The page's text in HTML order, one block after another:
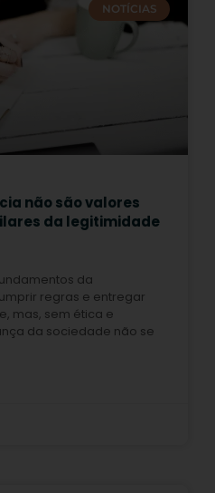
NOTÍCIAS
não são valores
da legitimidade
da
regras e entregar
mas, sem ética e
da sociedade não se